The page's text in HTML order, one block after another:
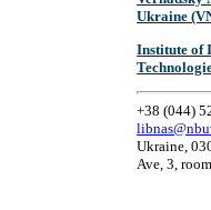
Ukraine
Institute of
+38 (044)
Ukraine,
Ave, 3,